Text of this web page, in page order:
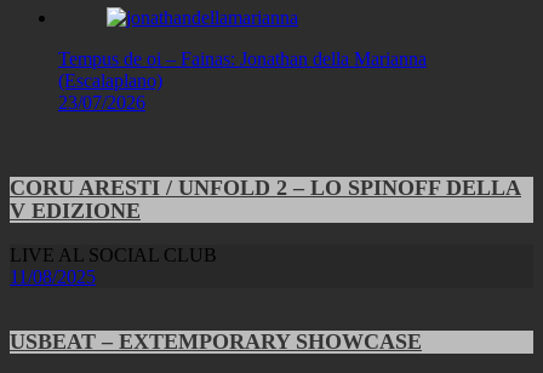
Tempus de oi – Fainas: Jonathan della Marianna
(Escalaplano)
23/07/2026
CORU ARESTI / UNFOLD 2 – LO SPINOFF DELLA
V EDIZIONE
LIVE AL SOCIAL CLUB
11/08/2025
USBEAT – EXTEMPORARY SHOWCASE